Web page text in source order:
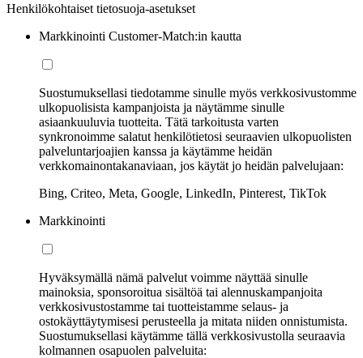
Henkilökohtaiset tietosuoja-asetukset
Markkinointi Customer-Match:in kautta
Suostumuksellasi tiedotamme sinulle myös verkkosivustomme
ulkopuolisista kampanjoista ja näytämme sinulle
asiaankuuluvia tuotteita. Tätä tarkoitusta varten
synkronoimme salatut henkilötietosi seuraavien ulkopuolisten
palveluntarjoajien kanssa ja käytämme heidän
verkkomainontakanaviaan, jos käytät jo heidän palvelujaan:
Bing, Criteo, Meta, Google, LinkedIn, Pinterest, TikTok
Markkinointi
Hyväksymällä nämä palvelut voimme näyttää sinulle
mainoksia, sponsoroitua sisältöä tai alennuskampanjoita
verkkosivustostamme tai tuotteistamme selaus- ja
ostokäyttäytymisesi perusteella ja mitata niiden onnistumista.
Suostumuksellasi käytämme tällä verkkosivustolla seuraavia
kolmannen osapuolen palveluita: